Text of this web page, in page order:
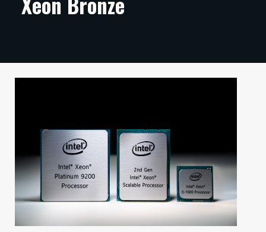
ARTIKKELIT
TECHBBS
VAIHDA TEEMA
HAKU